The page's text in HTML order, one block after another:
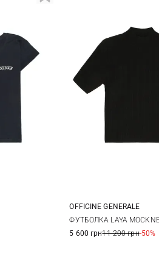
S M
OFFICINE GENERALE
ФУТБОЛКА LAYA
5 600 грн11 200 грн-50%